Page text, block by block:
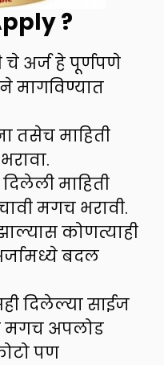
?
चे अर्ज हे पूर्णपणे
मागविण्यात
तसेच माहिती
माहिती
मगच भरावी.
कोणत्याही
बदल
दिलेल्या साईज
अपलोड
पण